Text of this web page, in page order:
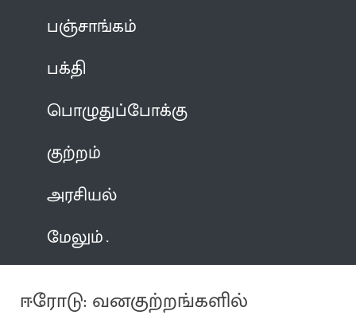
பஞ்சாங்கம்
பக்தி
பொழுதுப்போக்கு
குற்றம்
அரசியல்
மேலும்
ஈரோடு: வனகுற்றங்களில்